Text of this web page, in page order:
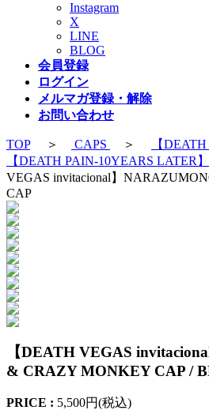
Instagram
X
LINE
BLOG
会員登録
ログイン
メルマガ登録・解除
お問い合わせ
TOP＞ CAPS ＞
【
【DEATH PAIN-10YEARS LATER】
VEGAS invitacional】
CAP
【DEATH VEGAS
& CRAZY MONKEY CAP /
PRICE : 5,500円(税込)